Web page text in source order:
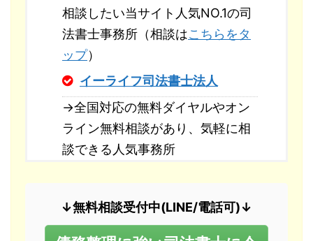
相談したい当サイト人気NO.1の司
法書士事務所（相談はこちらをタ
ップ）
イーライフ司法書士法人
→全国対応の無料ダイヤルやオン
ライン無料相談があり、気軽に相
談できる人気事務所
↓無料相談受付中(LINE/電話可)↓